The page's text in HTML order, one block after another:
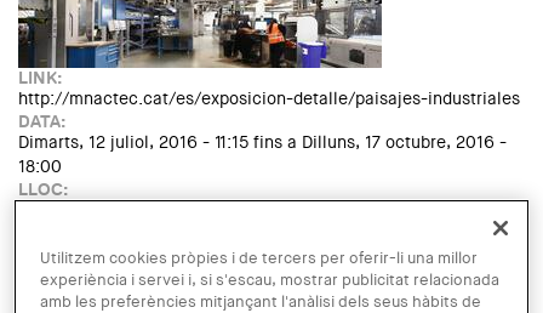
LINK:
http://mnactec.cat/es/exposicion-detalle/paisajes-industriales
DATA:
Dimarts, 12 juliol, 2016 - 11:15 fins a Dilluns, 17 octubre, 2016 -
18:00
LLOC:
ENTITAT ORGANITZADORA:
Utilitzem cookies pròpies i de tercers per oferir-li una millor
experiència i servei i, si s'escau, mostrar publicitat relacionada
amb les preferències mitjançant l'anàlisi dels seus hàbits de